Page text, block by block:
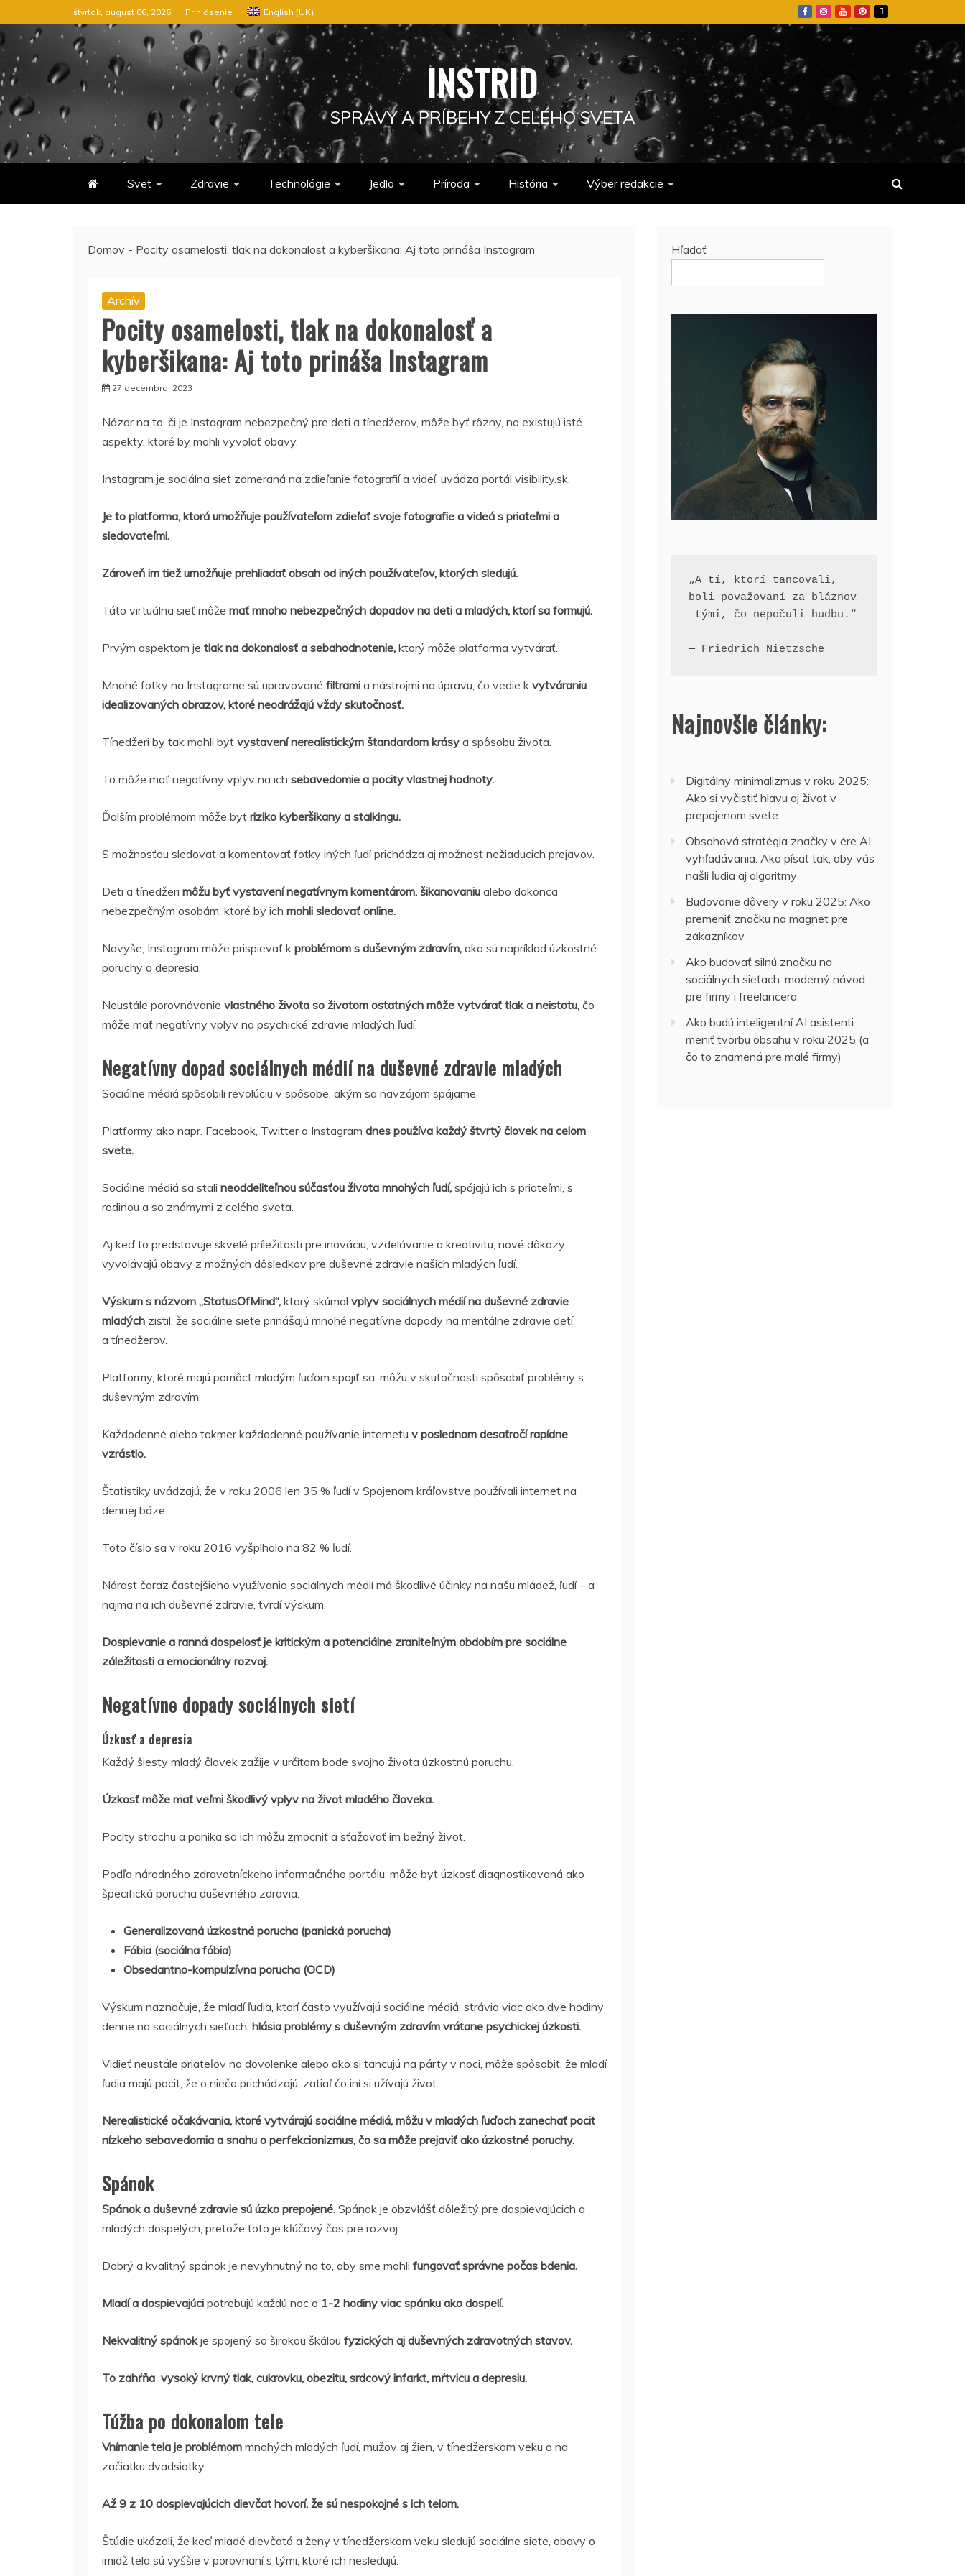
na
obsah
štvrtok, august 06, 2026 Prihlásenie English (UK)
INSTRID
SPRÁVY A PRÍBEHY Z CELÉHO SVETA
Svet Zdravie Technológie Jedlo Príroda História Výber redakcie
Domov - Pocity osamelosti, tlak na dokonalosť a kyberšikana: Aj toto prináša Instagram
Archív
Pocity osamelosti, tlak na dokonalosť a
kyberšikana: Aj toto prináša Instagram
27 decembra, 2023
Názor na to, či je Instagram nebezpečný pre deti a tínedžerov, môže byť rôzny, no existujú isté
aspekty, ktoré by mohli vyvolať obavy.
Instagram je sociálna sieť zameraná na zdieľanie fotografií a videí, uvádza portál visibility.sk.
Je to platforma, ktorá umožňuje používateľom zdieľať svoje fotografie a videá s priateľmi a
sledovateľmi.
Zároveň im tiež umožňuje prehliadať obsah od iných používateľov, ktorých sledujú.
Táto virtuálna sieť môže mať mnoho nebezpečných dopadov na deti a mladých, ktorí sa formujú.
Prvým aspektom je tlak na dokonalosť a sebahodnotenie, ktorý môže platforma vytvárať.
Mnohé fotky na Instagrame sú upravované filtrami a nástrojmi na úpravu, čo vedie k vytváraniu
idealizovaných obrazov, ktoré neodrážajú vždy skutočnosť.
Tínedžeri by tak mohli byť vystavení nerealistickým štandardom krásy a spôsobu života.
To môže mať negatívny vplyv na ich sebavedomie a pocity vlastnej hodnoty.
Ďalším problémom môže byť riziko kyberšikany a stalkingu.
S možnosťou sledovať a komentovať fotky iných ľudí prichádza aj možnosť nežiaducich prejavov.
Deti a tínedžeri môžu byť vystavení negatívnym komentárom, šikanovaniu alebo dokonca
nebezpečným osobám, ktoré by ich mohli sledovať online.
Navyše, Instagram môže prispievať k problémom s duševným zdravím, ako sú napríklad úzkostné
poruchy a depresia.
Neustále porovnávanie vlastného života so životom ostatných môže vytvárať tlak a neistotu, čo
môže mať negatívny vplyv na psychické zdravie mladých ľudí.
Negatívny dopad sociálnych médií na duševné zdravie mladých
Sociálne médiá spôsobili revolúciu v spôsobe, akým sa navzájom spájame.
Platformy ako napr. Facebook, Twitter a Instagram dnes používa každý štvrtý človek na celom
svete.
Sociálne médiá sa stali neoddeliteľnou súčasťou života mnohých ľudí, spájajú ich s priateľmi, s
rodinou a so známymi z celého sveta.
Aj keď to predstavuje skvelé príležitosti pre inováciu, vzdelávanie a kreativitu, nové dôkazy
vyvolávajú obavy z možných dôsledkov pre duševné zdravie našich mladých ľudí.
Výskum s názvom „StatusOfMind“, ktorý skúmal vplyv sociálnych médií na duševné zdravie
mladých zistil, že sociálne siete prinášajú mnohé negatívne dopady na mentálne zdravie detí
a tínedžerov.
Platformy, ktoré majú pomôcť mladým ľuďom spojiť sa, môžu v skutočnosti spôsobiť problémy s
duševným zdravím.
Každodenné alebo takmer každodenné používanie internetu v poslednom desaťročí rapídne
vzrástlo.
Štatistiky uvádzajú, že v roku 2006 len 35 % ľudí v Spojenom kráľovstve používali internet na
dennej báze.
Toto číslo sa v roku 2016 vyšplhalo na 82 % ľudí.
Nárast čoraz častejšieho využívania sociálnych médií má škodlivé účinky na našu mládež, ľudí – a
najmä na ich duševné zdravie, tvrdí výskum.
Dospievanie a ranná dospelosť je kritickým a potenciálne zraniteľným obdobím pre sociálne
záležitosti a emocionálny rozvoj.
Negatívne dopady sociálnych sietí
Úzkosť a depresia
Každý šiesty mladý človek zažije v určitom bode svojho života úzkostnú poruchu.
Úzkosť môže mať veľmi škodlivý vplyv na život mladého človeka.
Pocity strachu a panika sa ich môžu zmocniť a sťažovať im bežný život.
Podľa národného zdravotníckeho informačného portálu, môže byť úzkosť diagnostikovaná ako
špecifická porucha duševného zdravia:
Generalizovaná úzkostná porucha (panická porucha)
Fóbia (sociálna fóbia)
Obsedantno-kompulzívna porucha (OCD)
Výskum naznačuje, že mladí ľudia, ktorí často využívajú sociálne médiá, strávia viac ako dve hodiny
denne na sociálnych sieťach, hlásia problémy s duševným zdravím vrátane psychickej úzkosti.
Vidieť neustále priateľov na dovolenke alebo ako si tancujú na párty v noci, môže spôsobiť, že mladí
ľudia majú pocit, že o niečo prichádzajú, zatiaľ čo iní si užívajú život.
Nerealistické očakávania, ktoré vytvárajú sociálne médiá, môžu v mladých ľuďoch zanechať pocit
nízkeho sebavedomia a snahu o perfekcionizmus, čo sa môže prejaviť ako úzkostné poruchy.
Spánok
Spánok a duševné zdravie sú úzko prepojené. Spánok je obzvlášť dôležitý pre dospievajúcich a
mladých dospelých, pretože toto je kľúčový čas pre rozvoj.
Dobrý a kvalitný spánok je nevyhnutný na to, aby sme mohli fungovať správne počas bdenia.
Mladí a dospievajúci potrebujú každú noc o 1-2 hodiny viac spánku ako dospelí.
Nekvalitný spánokje spojený so širokou škálou fyzických aj duševných zdravotných stavov.
To zahŕňa vysoký krvný tlak, cukrovku, obezitu, srdcový infarkt, mŕtvicu a depresiu.
Túžba po dokonalom tele
Vnímanie tela je problémom mnohých mladých ľudí, mužov aj žien, v tínedžerskom veku a na
začiatku dvadsiatky.
Až 9 z 10 dospievajúcich dievčat hovorí, že sú nespokojné s ich telom.
Štúdie ukázali, že keď mladé dievčatá a ženy v tínedžerskom veku sledujú sociálne siete, obavy o
imidž tela sú vyššie v porovnaní s tými, ktoré ich nesledujú.
Hľadať
„A tí, ktorí tancovali,
boli považovaní za bláznov
tými, čo nepočuli hudbu.“
— Friedrich Nietzsche
Najnovšie články:
Digitálny minimalizmus v roku 2025:
Ako si vyčistiť hlavu aj život v
prepojenom svete
Obsahová stratégia značky v ére AI
vyhľadávania: Ako písať tak, aby vás
našli ľudia aj algoritmy
Budovanie dôvery v roku 2025: Ako
premeniť značku na magnet pre
zákazníkov
Ako budovať silnú značku na
sociálnych sieťach: moderný návod
pre firmy i freelancera
Ako budú inteligentní AI asistenti
meniť tvorbu obsahu v roku 2025 (a
čo to znamená pre malé firmy)